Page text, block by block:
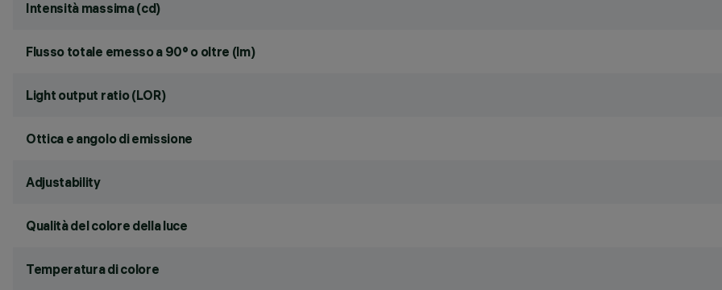
Intensità massima (cd)
Flusso totale emesso a 90° o oltre (lm)
Light output ratio (LOR)
Ottica e angolo di emissione
Adjustability
Qualità del colore della luce
Temperatura di colore